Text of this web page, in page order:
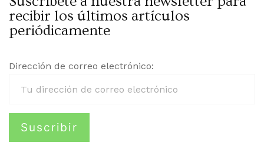
entradas
recibir los últimos artículos
periódicamente
Dirección de correo electrónico: